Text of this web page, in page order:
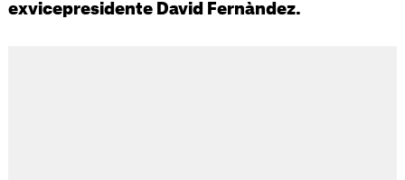
exvicepresidente David Fernàndez.